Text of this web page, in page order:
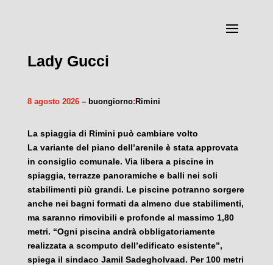
Lady Gucci
8 agosto 2026– buongiorno: Rimini
La spiaggia di Rimini può cambiare volto
La variante del piano dell’arenile è stata approvata
in consiglio comunale. Via libera a piscine in
spiaggia, terrazze panoramiche e balli nei soli
stabilimenti più grandi. Le piscine potranno sorgere
anche nei bagni formati da almeno due stabilimenti,
ma saranno rimovibili e profonde al massimo 1,80
metri. “Ogni piscina andrà obbligatoriamente
realizzata a scomputo dell’edificato esistente”,
spiega il sindaco Jamil Sadegholvaad. Per 100 metri